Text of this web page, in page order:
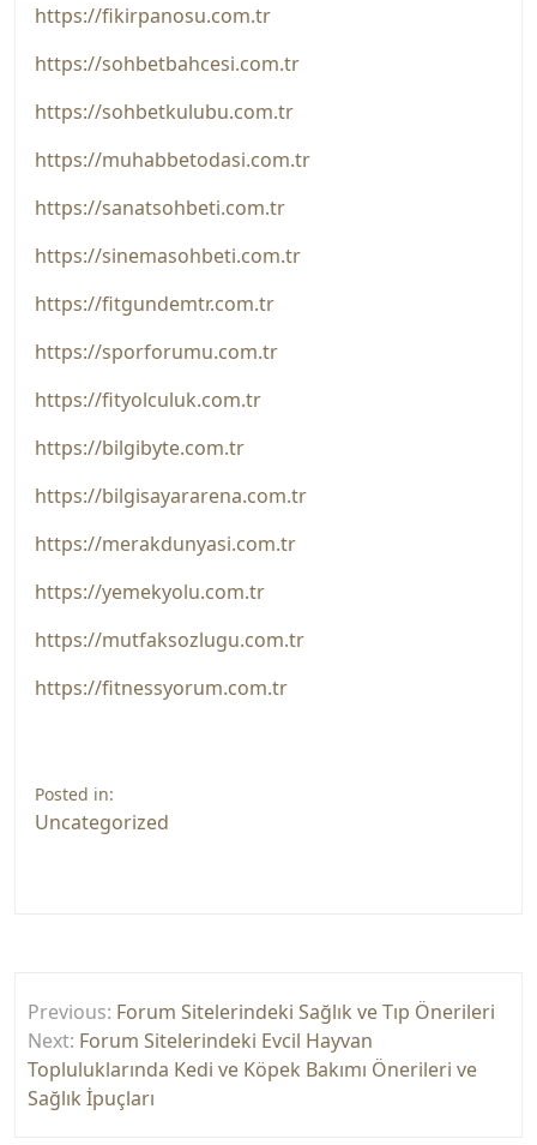
https://fikirpanosu.com.tr
https://sohbetbahcesi.com.tr
https://sohbetkulubu.com.tr
https://muhabbetodasi.com.tr
https://sanatsohbeti.com.tr
https://sinemasohbeti.com.tr
https://fitgundemtr.com.tr
https://sporforumu.com.tr
https://fityolculuk.com.tr
https://bilgibyte.com.tr
https://bilgisayararena.com.tr
https://merakdunyasi.com.tr
https://yemekyolu.com.tr
https://mutfaksozlugu.com.tr
https://fitnessyorum.com.tr
Posted in:
Uncategorized
gezinmesi
Previous: Forum Sitelerindeki Sağlık ve Tıp Önerileri
Next: Forum Sitelerindeki Evcil Hayvan
Topluluklarında Kedi ve Köpek Bakımı Önerileri ve
Sağlık İpuçları